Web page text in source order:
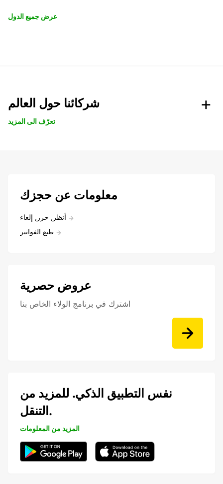
عرض جميع الدول
شركائنا حول العالم
تعرّف الى المزيد
معلومات عن حجزك
أنظر, حرر, إلغاء
طبع الفواتير
عروض حصرية
اشترك في برنامج الولاء الخاص بنا
نفس التطبيق الذكي. للمزيد من
التنقل.
المزيد من المعلومات